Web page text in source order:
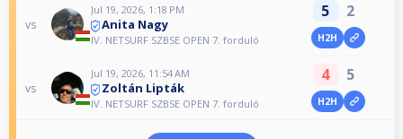
vs
Jul 19, 2026, 1:18 PM
Anita Nagy
IV. NETSURF SZBSE OPEN 7. forduló
5 2
H2H
vs
Jul 19, 2026, 11:54 AM
Zoltán Lipták
IV. NETSURF SZBSE OPEN 7. forduló
4 5
H2H